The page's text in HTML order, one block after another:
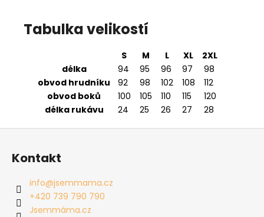
Tabulka velikostí
S M L XL
2XL
délka
94 95 96 97
98
obvod hrudníku
92 98 102 108
112
obvod boků
100 105 110 115
120
délka rukávu
24 25 26 27 28
Kontakt
info@jsemmama.cz
+420 739 790 790
Jsemmáma.cz